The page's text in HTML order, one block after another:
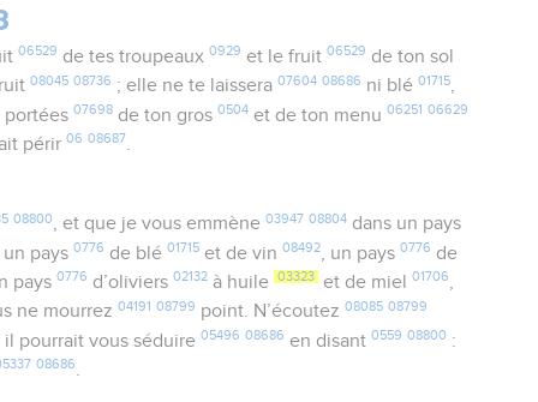
06529 de tes troupeaux 0929 et le fruit 06529 de ton sol
08045 08736 ; elle ne te laissera07604 08686 ni blé01715,
portées07698 de ton gros0504 et de ton menu06251 06629
périr06 08687.
08800, et que je vous emmène 03947 08804dans un pays
un pays0776 de blé01715 et de vin08492 , un pays0776 de
pays0776 d’oliviers02132 à huile 03323 et de miel01706,
ne mourrez04191 08799 point. N’écoutez08085 08799
il pourrait vous séduire05496 08686 en disant0559 08800 :
08686.